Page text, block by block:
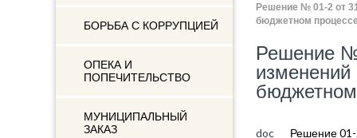
БОРЬБА С КОРРУПЦИЕЙ
ОПЕКА И
ПОПЕЧИТЕЛЬСТВО
МУНИЦИПАЛЬНЫЙ
ЗАКАЗ
Решение № 01-2 от
бюджетном
Решение №
doc Решение